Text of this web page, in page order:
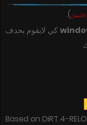
الاسفل)
.
كي لايقوم بحدف
Based on DiRT.4-